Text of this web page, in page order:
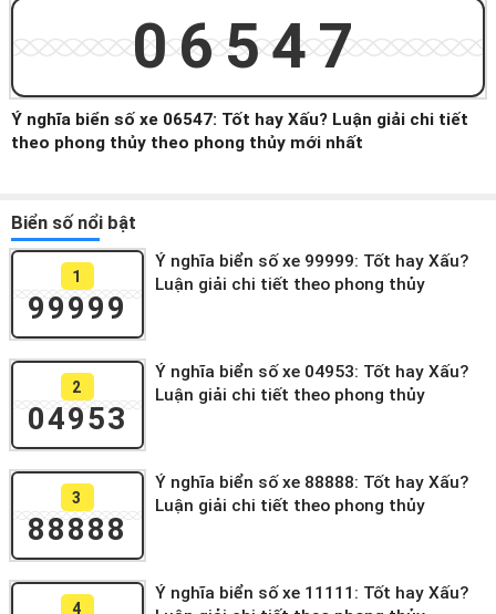
06547
Ý nghĩa biển số xe 06547: Tốt hay Xấu? Luận giải chi tiết
theo phong thủy theo phong thủy mới nhất
Biển số nổi bật
1
99999
Ý nghĩa biển số xe 99999: Tốt hay Xấu?
Luận giải chi tiết theo phong thủy
2
04953
Ý nghĩa biển số xe 04953: Tốt hay Xấu?
Luận giải chi tiết theo phong thủy
3
88888
Ý nghĩa biển số xe 88888: Tốt hay Xấu?
Luận giải chi tiết theo phong thủy
4
Ý nghĩa biển số xe 11111: Tốt hay Xấu?